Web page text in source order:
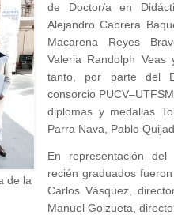
de la
de Doctor/a en
Alejandro Cabrera
Macarena Reyes
Valeria Randolph Veas
tanto, por parte del
consorcio
diplomas y medallas
Parra Nava, Pablo
En representación
recién graduados
Carlos Vásquez,
Manuel Goizueta,